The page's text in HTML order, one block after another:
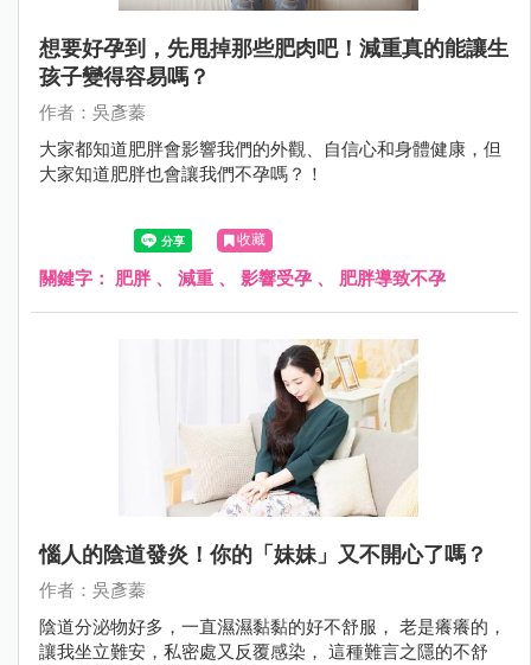
想要好孕到，先甩掉那些肥肉吧！減重真的能讓生
孩子變得容易嗎？
作者：吳彥蓁
大家都知道肥胖會影響我們的外觀、自信心和身體健康，但
大家知道肥胖也會讓我們不孕嗎？！
收藏
關鍵字： 肥胖、 減重 、 影響受孕 、 肥胖導致不孕
惱人的陰道發炎！你的「妹妹」又不開心了嗎？
作者：吳彥蓁
陰道分泌物好多，一直濕濕黏黏的好不舒服， 老是癢癢的，
讓我坐立難安，私密處又反覆感染， 這種難言之隱的不舒